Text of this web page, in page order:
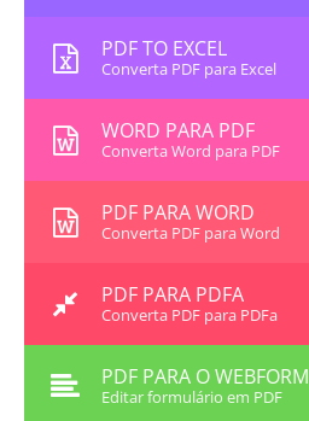
PDF TO EXCEL
Converta PDF para Excel
WORD PARA PDF
Converta Word para PDF
PDF PARA WORD
Converta PDF para Word
PDF PARA PDFA
Converta PDF para PDFa
PDF PARA O WEBFORM
Editar formulário em PDF